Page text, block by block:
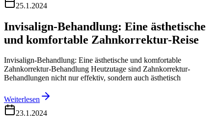
25.1.2024
Invisalign-Behandlung: Eine ästhetische
und komfortable Zahnkorrektur-Reise
Invisalign-Behandlung: Eine ästhetische und komfortable
Zahnkorrektur-Behandlung Heutzutage sind Zahnkorrektur-
Behandlungen nicht nur effektiv, sondern auch ästhetisch
Weiterlesen
23.1.2024